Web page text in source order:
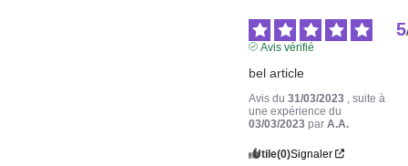
5
Avis vérifié
bel article
Avis du31/03/2023
, suite à
une expérience du
03/03/2023 parA.A.
Utile(0)Signaler